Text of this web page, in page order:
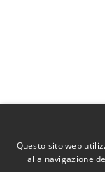
Questo sito web
alla navigazione